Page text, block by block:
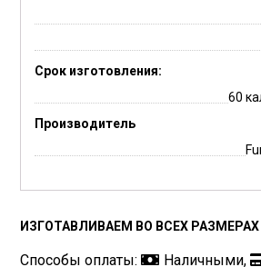
Срок изготовления:
60
Производитель
ИЗГОТАВЛИВАЕМ ВО ВСЕХ РАЗМЕРАХ
Способы оплаты: Наличными,